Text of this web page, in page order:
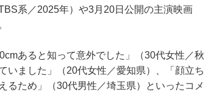
系／2025年）や3月20日公開の主演映画
あると知って意外でした」（30代女性／秋
いました」（20代女性／愛知県）、「顔立ち
るため」（30代男性／埼玉県）といったコメ